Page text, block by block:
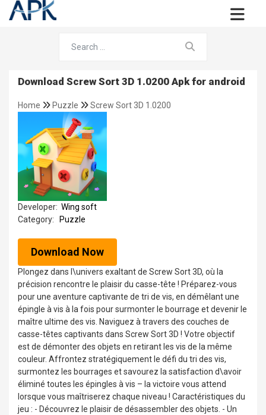
Download Screw Sort 3D 1.0200 Apk for android
Home Puzzle Screw Sort 3D 1.0200
Developer: Wing soft
Category:
Puzzle
Download Now
Plongez dans l\univers exaltant de Screw Sort 3D, où la
précision rencontre le plaisir du casse-tête ! Préparez-vous
pour une aventure captivante de tri de vis, en démêlant une
épingle à vis à la fois pour surmonter le bourrage et devenir le
maître ultime des vis. Naviguez à travers des couches de
casse-têtes captivants dans Screw Sort 3D ! Votre objectif
est de démonter des objets en retirant les vis de la même
couleur. Affrontez stratégiquement le défi du tri des vis,
surmontez les bourrages et savourez la satisfaction d\avoir
éliminé toutes les épingles à vis – la victoire vous attend
lorsque vous maîtriserez chaque niveau ! Caractéristiques du
jeu : - Découvrez le plaisir de désassembler des objets. - Un